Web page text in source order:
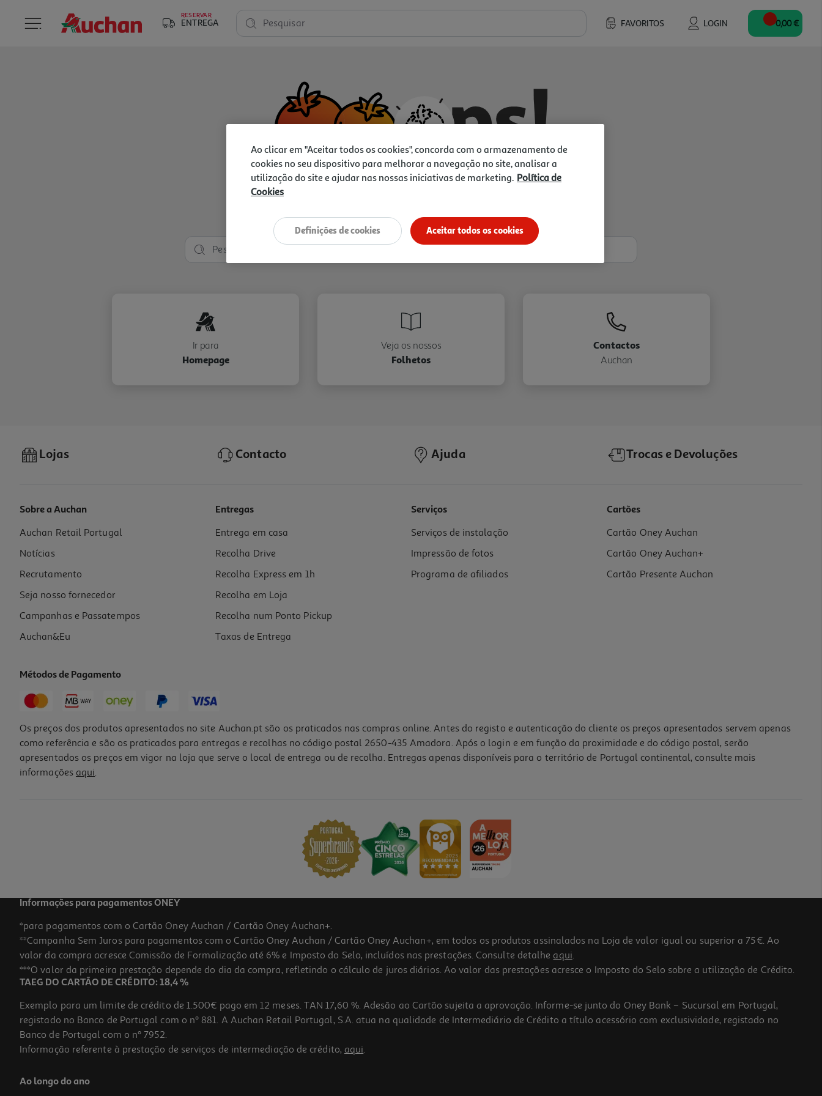
RESERVAR
ENTREGA FAVORITOS LOGIN
Pesquisar 0,00 €
Vamos tentar de novo?
Ir para
Homepage
Veja os nossos
Folhetos
Contactos
Auchan
Lojas Contacto Ajuda Trocas e Devoluções
Sobre a Auchan
Auchan Retail Portugal
Notícias
Recrutamento
Seja nosso fornecedor
Campanhas e Passatempos
Auchan&Eu
Entregas
Entrega em casa
Recolha Drive
Recolha Express em 1h
Recolha em Loja
Recolha num Ponto Pickup
Taxas de Entrega
Serviços
Serviços de instalação
Impressão de fotos
Programa de afiliados
Cartões
Cartão Oney Auchan
Cartão Oney Auchan+
Cartão Presente Auchan
Métodos de Pagamento
Os preços dos produtos apresentados no site Auchan.pt são os praticados nas compras online. Antes do registo e autenticação do cliente os preços apresentados servem apenas
como referência e são os praticados para entregas e recolhas no código postal 2650-435 Amadora. Após o login e em função da proximidade e do código postal, serão
apresentados os preços em vigor na loja que serve o local de entrega ou de recolha. Entregas apenas disponíveis para o território de Portugal continental, consulte mais
informações aqui.
Informações para pagamentos ONEY
*para pagamentos com o Cartão Oney Auchan / Cartão Oney Auchan+.
**Campanha Sem Juros para pagamentos com o Cartão Oney Auchan / Cartão Oney Auchan+, em todos os produtos assinalados na Loja de valor igual ou superior a 75€. Ao
valor da compra acresce Comissão de Formalização até 6% e Imposto do Selo, incluídos nas prestações. Consulte detalhe aqui.
***O valor da primeira prestação depende do dia da compra, refletindo o cálculo de juros diários. Ao valor das prestações acresce o Imposto do Selo sobre a utilização de Crédito.
TAEG DO CARTÃO DE CRÉDITO: 18,4 %
Exemplo para um limite de crédito de 1.500€ pago em 12 meses. TAN 17,60 %. Adesão ao Cartão sujeita a aprovação. Informe-se junto do Oney Bank – Sucursal em Portugal,
registado no Banco de Portugal com o nº 881. A Auchan Retail Portugal, S.A. atua na qualidade de Intermediário de Crédito a título acessório com exclusividade, registado no
Banco de Portugal com o nº 7952.
Informação referente à prestação de serviços de intermediação de crédito, aqui.
Ao longo do ano
Ao clicar em "Aceitar todos os cookies", concorda com o armazenamento de
cookies no seu dispositivo para melhorar a navegação no site, analisar a
utilização do site e ajudar nas nossas iniciativas de marketing. Política de
Cookies
Aceitar todos os cookies
Definições de cookies